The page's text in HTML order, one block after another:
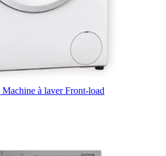
à laver Front-load